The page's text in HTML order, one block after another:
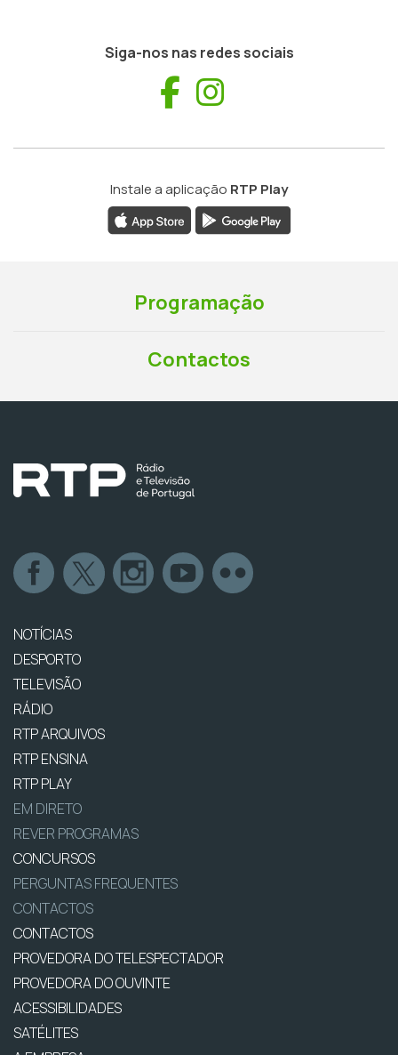
Siga-nos nas redes sociais
Facebook
Instale a aplicação RTP Play
Programação
Contactos
NOTÍCIAS
DESPORTO
TELEVISÃO
RÁDIO
RTP ARQUIVOS
RTP ENSINA
RTP PLAY
EM DIRETO
REVER PROGRAMAS
CONCURSOS
PERGUNTAS FREQUENTES
CONTACTOS
CONTACTOS
PROVEDORA DO TELESPECTADOR
PROVEDORA DO OUVINTE
ACESSIBILIDADES
SATÉLITES